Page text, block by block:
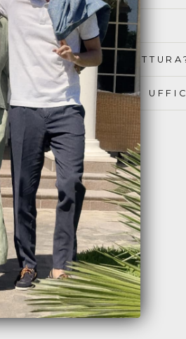
CONSEGNA & RESO
HAI BISOGNO DI
SIAMO RIVENDITORI